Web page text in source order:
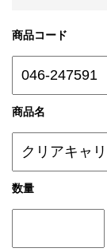
商品コード
商品名
数量